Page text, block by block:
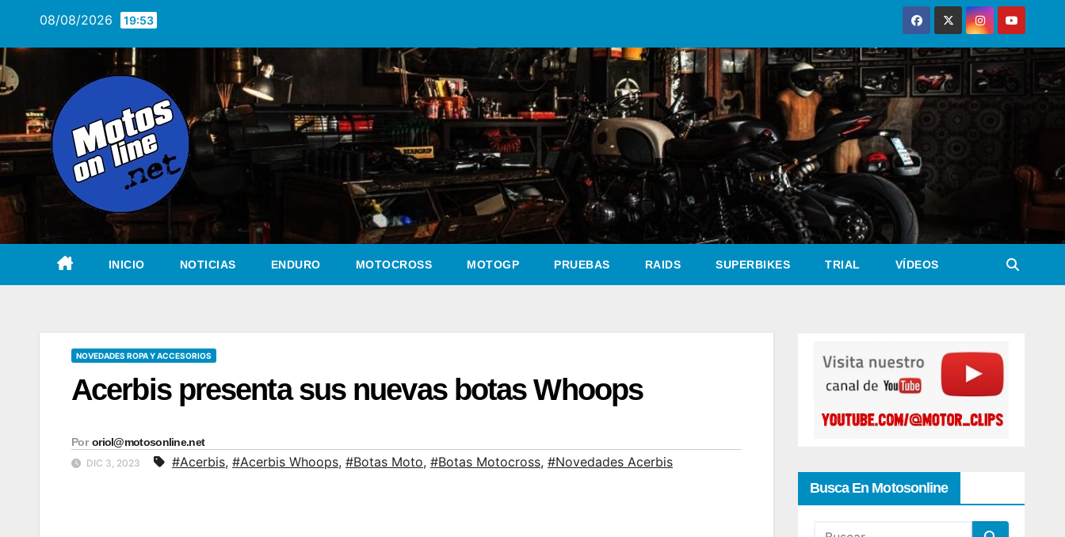
contenido
08/08/2026 19:53
INICIO NOTICIAS ENDURO MOTOCROSS MOTOGP PRUEBAS RAIDS SUPERBIKES TRIAL VÍDEOS
NOVEDADES ROPA Y ACCESORIOS
Acerbis presenta sus nuevas botas Whoops
Por oriol@motosonline.net
DIC 3, 2023 #Acerbis, #Acerbis Whoops, #Botas Moto, #Botas Motocross, #Novedades Acerbis
Busca En Motosonline